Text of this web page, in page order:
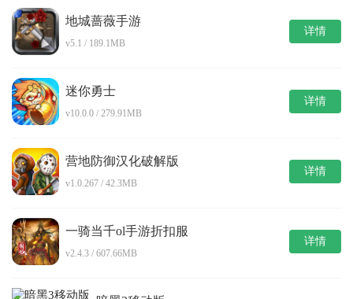
地城蔷薇手游
v5.1 / 189.1MB
详情
迷你勇士
v10.0.0 / 279.91MB
详情
营地防御汉化破解版
v1.0.267 / 42.3MB
详情
一骑当千ol手游折扣服
v2.4.3 / 607.66MB
详情